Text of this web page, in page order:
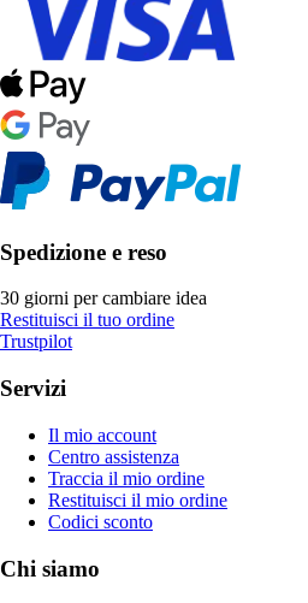
Spedizione e reso
30 giorni per cambiare idea
Restituisci il tuo ordine
Trustpilot
Servizi
Il mio account
Centro assistenza
Traccia il mio ordine
Restituisci il mio ordine
Codici sconto
Chi siamo